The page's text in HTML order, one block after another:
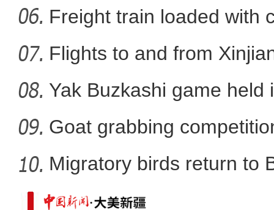
La
Freight train loaded with
Flights to and from
Yak Buzkashi game held
Goat grabbing
Migratory birds return to